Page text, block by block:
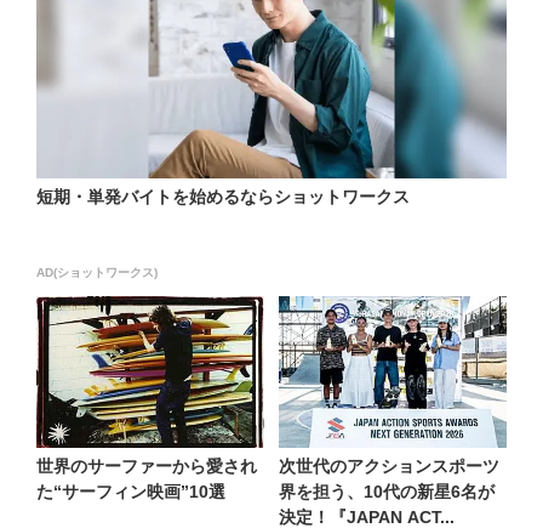
短期・単発バイトを始めるならショットワークス
AD(ショットワークス)
世界のサーファーから愛され
た“サーフィン映画”10選
次世代のアクションスポーツ
界を担う、10代の新星6名が
決定！『JAPAN ACT...